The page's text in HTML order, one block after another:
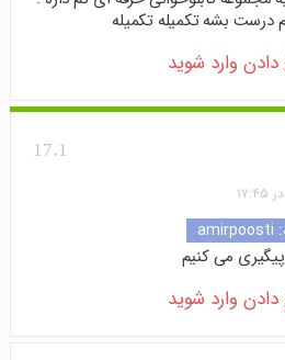
درست بشه تکمیله تکمیله
وارد شوید
17.1
amirpoosti
می کنیم
وارد شوید